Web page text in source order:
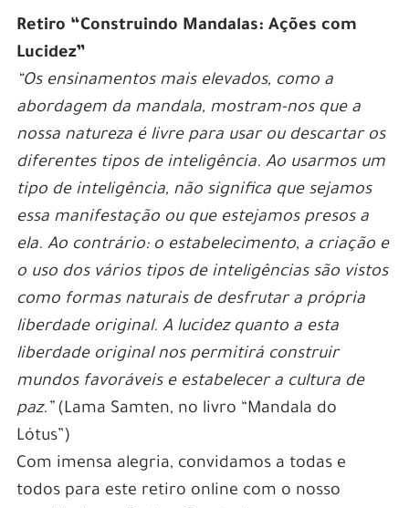
Retiro “Construindo Mandalas: Ações com
Lucidez”
“Os ensinamentos mais elevados, como a
abordagem da mandala, mostram-nos que a
nossa natureza é livre para usar ou descartar os
diferentes tipos de inteligência. Ao usarmos um
tipo de inteligência, não significa que sejamos
essa manifestação ou que estejamos presos a
ela. Ao contrário: o estabelecimento, a criação e
o uso dos vários tipos de inteligências são vistos
como formas naturais de desfrutar a própria
liberdade original. A lucidez quanto a esta
liberdade original nos permitirá construir
mundos favoráveis e estabelecer a cultura de
paz.”(Lama Samten, no livro “Mandala do
Lótus”)
Com imensa alegria, convidamos a todas e
todos para este retiro online com o nosso